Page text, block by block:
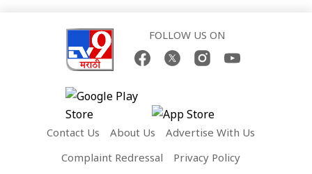
FOLLOW US ON
Contact Us About Us
Advertise With Us
Complaint Redressal
Privacy Policy